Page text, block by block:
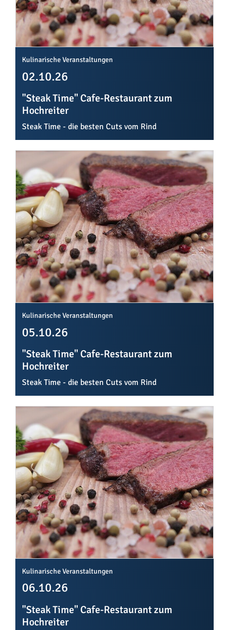
Kulinarische Veranstaltungen
02.10.26
"Steak Time" Cafe-Restaurant zum
Hochreiter
Steak Time - die besten Cuts vom Rind
Kulinarische Veranstaltungen
05.10.26
"Steak Time" Cafe-Restaurant zum
Hochreiter
Steak Time - die besten Cuts vom Rind
Kulinarische Veranstaltungen
06.10.26
"Steak Time" Cafe-Restaurant zum
Hochreiter